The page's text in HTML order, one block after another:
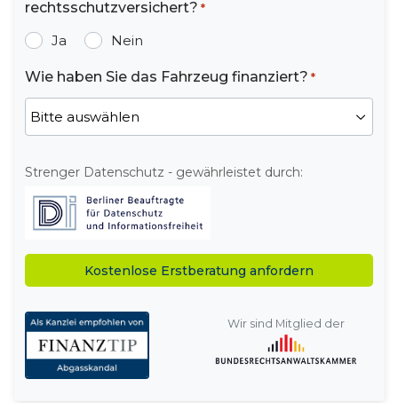
rechtsschutzversichert? *
Ja Nein
Wie haben Sie das Fahrzeug finanziert? *
Strenger Datenschutz - gewährleistet durch:
Alternative:
Wir sind Mitglied der